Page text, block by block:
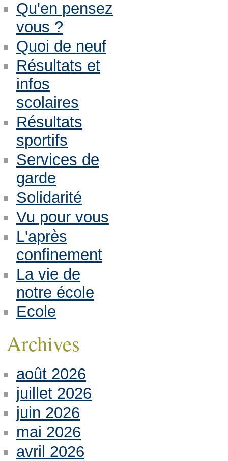
Qu'en pensez
vous ?
Quoi de neuf
Résultats et
infos
scolaires
Résultats
sportifs
Services de
garde
Solidarité
Vu pour vous
L'après
confinement
La vie de
notre école
Ecole
Archives
août 2026
juillet 2026
juin 2026
mai 2026
avril 2026